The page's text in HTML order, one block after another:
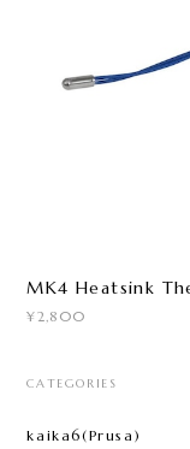
MK4 Heatsink
¥2,800
CATEGORIES
kaika6(Prusa)​